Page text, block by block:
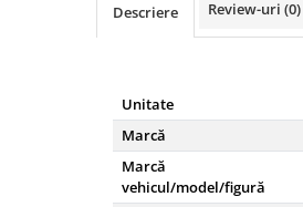
Ocheti remorcare
Picioare si roti de sprijin
Descriere Review-uri (0)
Unitate
Marcă
Marcă
vehicul/model/figură